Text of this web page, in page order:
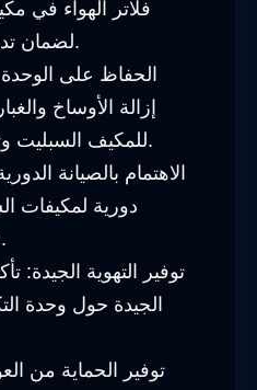
فلاتر الهواء في
لضمان تدفق هواء نقي ونظيف.
إزالة الأوساخ
للمكيف السبليت وتنظيفها بشكل منتظم.
دورية لمكيفات
لضمان عملها السلس.
الجيدة حول وحدة